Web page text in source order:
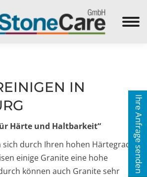
Search:
IN
Härte und Haltbarkeit“
sich durch Ihren hohen Härtegrad
einige Granite eine hohe
können auch Granite sehr
Ihre Anfrage senden